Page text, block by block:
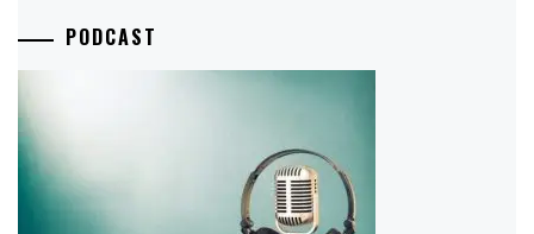
PODCAST